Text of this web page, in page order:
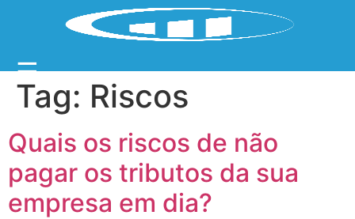
☰
Tag: Riscos
Quais os riscos de não
pagar os tributos da sua
empresa em dia?